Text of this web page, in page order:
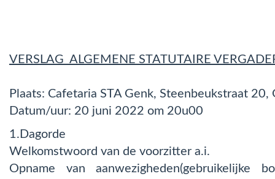
VERSLAG ALGEMENE STATUTAIRE
Plaats: Cafetaria STA Genk, Steenbeukstraat 20,
Datum/uur: 20 juni 2022 om 20u00
1.Dagorde
Welkomstwoord van de voorzitter a.i.
Opname van aanwezigheden(gebruikelijke